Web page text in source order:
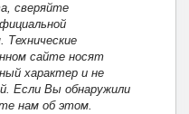
сверяйте
Технические
сайте носят
характер и не
Если Вы обнаружили
нам об этом.